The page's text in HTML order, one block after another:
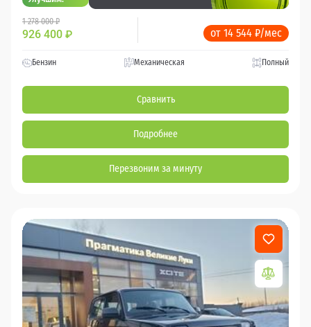
1 278 000 ₽
926 400 ₽ от 14 544 ₽/мес
Бензин Механическая Полный
Сравнить
Подробнее
Перезвоним за минуту